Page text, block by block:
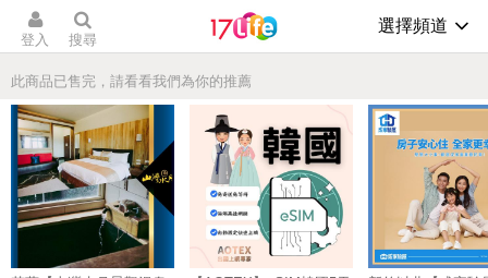
登入 搜尋
選擇頻道
此商品已售完，請看看我們為你的推薦